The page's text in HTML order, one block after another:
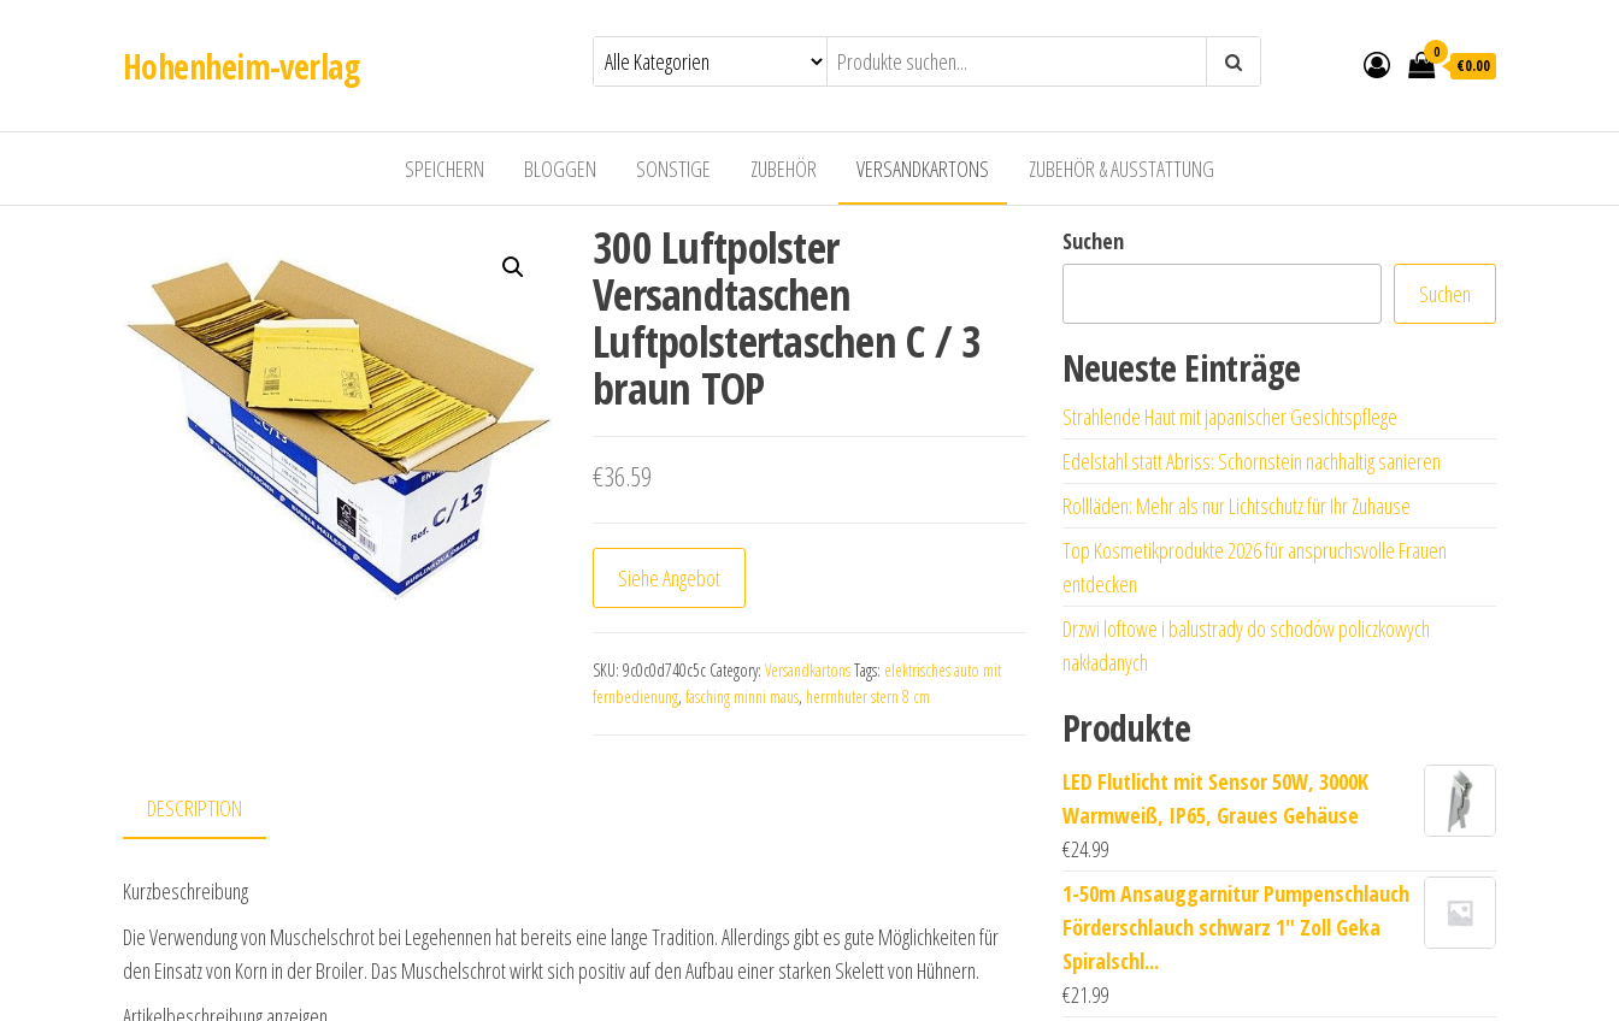
Hohenheim-verlag 0
€0.00
SPEICHERN BLOGGEN SONSTIGE ZUBEHÖR VERSANDKARTONS ZUBEHÖR & AUSSTATTUNG
300 Luftpolster
Versandtaschen
Luftpolstertaschen C / 3
braun TOP
€36.59
Siehe Angebot
SKU: 9c0c0d740c5c Category: VersandkartonsTags: elektrisches auto mit
fernbedienung, fasching minni maus, herrnhuter stern 8 cm
DESCRIPTION
Kurzbeschreibung
Die Verwendung von Muschelschrot bei Legehennen hat bereits eine lange Tradition. Allerdings gibt es gute Möglichkeiten für
den Einsatz von Korn in der Broiler. Das Muschelschrot wirkt sich positiv auf den Aufbau einer starken Skelett von Hühnern.
Suchen
Suchen
Neueste Einträge
Strahlende Haut mit japanischer Gesichtspflege
Edelstahl statt Abriss: Schornstein nachhaltig sanieren
Rollläden: Mehr als nur Lichtschutz für Ihr Zuhause
Top Kosmetikprodukte 2026 für anspruchsvolle Frauen
entdecken
Drzwi loftowe i balustrady do schodów policzkowych
nakładanych
Produkte
LED Flutlicht mit Sensor 50W, 3000K
Warmweiß, IP65, Graues Gehäuse
€24.99
1-50m Ansauggarnitur Pumpenschlauch
Förderschlauch schwarz 1" Zoll Geka
Spiralschl...
€21.99